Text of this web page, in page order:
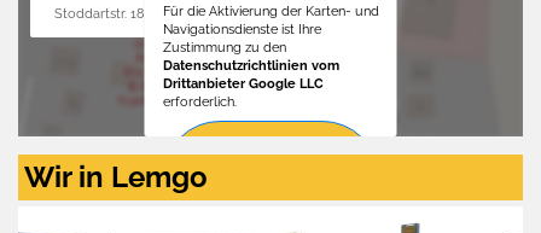
Stoddartstr. 18, 32758 DetmoldFür die Aktivierung der Karten- und
Navigationsdienste ist Ihre
Zustimmung zu den
Datenschutzrichtlinien vom
Drittanbieter Google LLC
erforderlich.
Zustimmen
aktivieren
Wir in Lemgo